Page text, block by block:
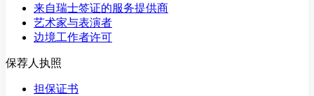
来自瑞士签证的服务提供商
艺术家与表演者
边境工作者许可
保荐人执照
担保证书